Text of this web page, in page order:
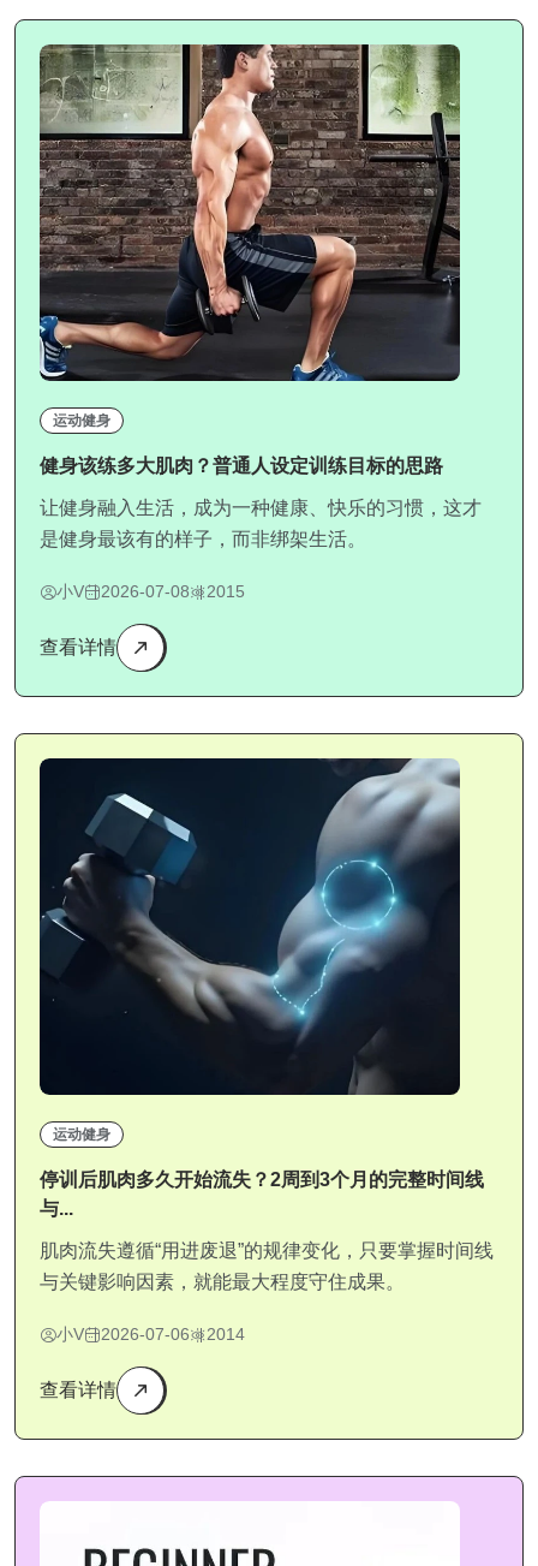
运动健身
健身该练多大肌肉？普通人设定训练目标的思路
让健身融入生活，成为一种健康、快乐的习惯，这才
是健身最该有的样子，而非绑架生活。
小V 2026-07-08 2015
查看详情
运动健身
停训后肌肉多久开始流失？2周到3个月的完整时间线
与...
肌肉流失遵循“用进废退”的规律变化，只要掌握时间线
与关键影响因素，就能最大程度守住成果。
小V 2026-07-06 2014
查看详情